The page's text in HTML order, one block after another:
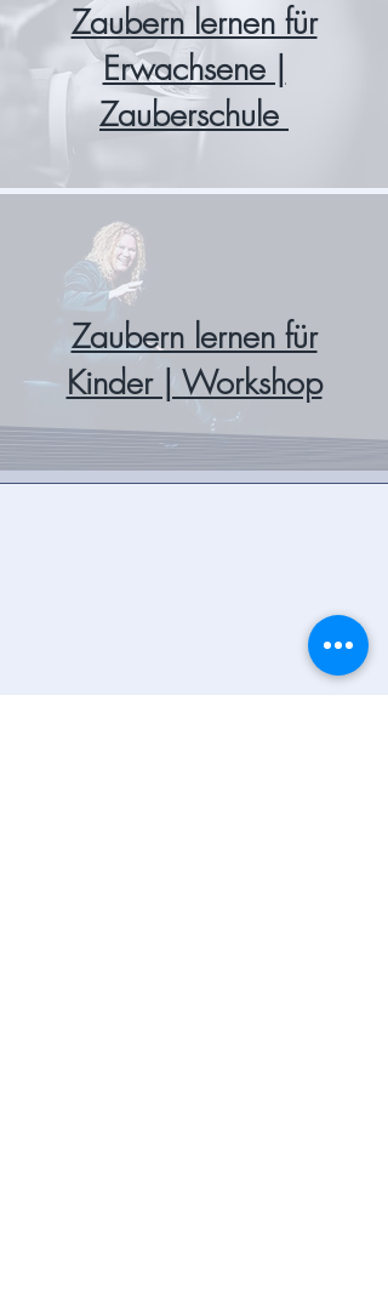
Zaubern lernen für
Erwachsene |
Zauberschule
Zaubern lernen für
Kinder | Workshop